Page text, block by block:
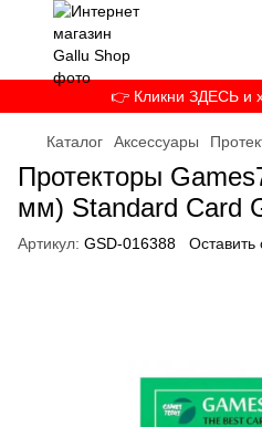
👉 Кликни ЗДЕСЬ и
Каталог Аксессуары
Протекторы
мм) Standard Card
Артикул: GSD-016388 Оставить